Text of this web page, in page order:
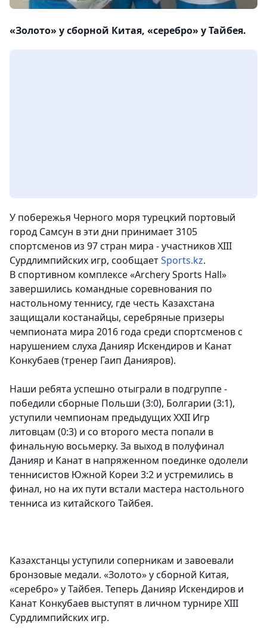
«Золото» у сборной Китая, «серебро» у Тайбея.
У побережья Черного моря турецкий портовый
город Самсун в эти дни принимает 3105
спортсменов из 97 стран мира - участников XIII
Сурдлимпийских игр, сообщаетSports.kz.
В спортивном комплексе «Archery Sports Hall»
завершились командные соревнования по
настольному теннису, где честь Казахстана
защищали костанайцы, серебряные призеры
чемпионата мира 2016 года среди спортсменов с
нарушением слуха Данияр Искендиров и Канат
Конкубаев (тренер Гаип Данияров).
Наши ребята успешно отыграли в подгруппе -
победили сборные Польши (3:0), Болгарии (3:1),
уступили чемпионам предыдущих XXII Игр
литовцам (0:3) и со второго места попали в
финальную восьмерку. За выход в полуфинал
Данияр и Канат в напряженном поединке одолели
теннисистов Южной Кореи 3:2 и устремились в
финал, но на их пути встали мастера настольного
тенниса из китайского Тайбея.
Казахстанцы уступили соперникам и завоевали
бронзовые медали. «Золото» у сборной Китая,
«серебро» у Тайбея. Теперь Данияр Искендиров и
Канат Конкубаев выступят в личном турнире XIII
Сурдлимпийских игр.